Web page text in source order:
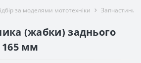
за моделями мототехніки Запчастини
(жабки) заднього
165 мм